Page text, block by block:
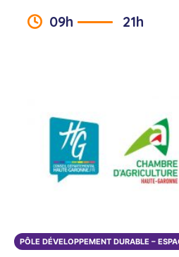
09h 21h
PÔLE DÉVELOPPEMENT DURABLE –